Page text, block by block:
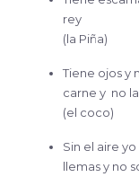
rey
(la Piña)
Tiene ojos y
carne y no
(el coco)
Sin el aire
llemas y no